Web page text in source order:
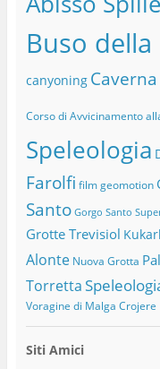
Buso della
canyoning
Corso di Avvicinamento
Speleologia
Farolfi film geomotion
Santo Gorgo Santo
Grotte Trevisiol
Alonte Nuova Grotta
Torretta
Voragine di Malga Crojere
Siti Amici